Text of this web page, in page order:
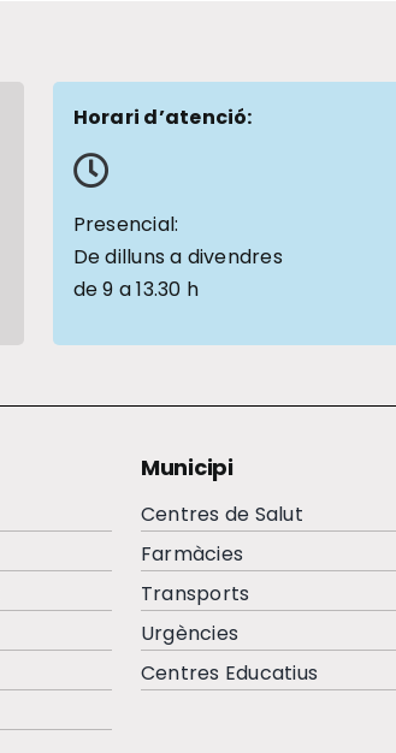
Horari d’atenció:
Presencial:
De dilluns a divendres
de 9 a 13.30 h
Municipi
Centres de Salut
Farmàcies
Transports
Urgències
Centres Educatius